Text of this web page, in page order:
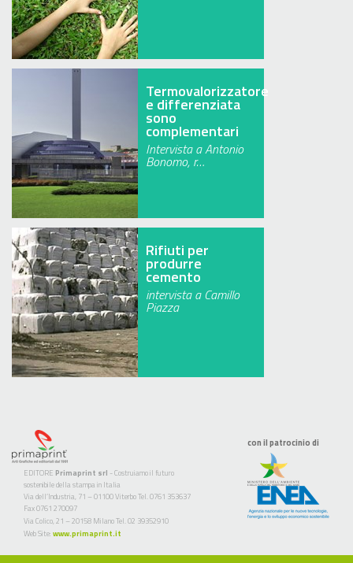
Termovalorizzatore
e differenziata
sono
complementari
Intervista a Antonio
Bonomo, r…
Rifiuti per
produrre
cemento
intervista a Camillo
Piazza
EDITORE Primaprint srl - Costruiamo il futuro
sostenibile della stampa in Italia
Via dell’Industria, 71 – 01100 Viterbo Tel. 0761 353637
Fax 0761 270097
Via Colico, 21 – 20158 Milano Tel. 02 39352910
Web Site: www.primaprint.it
con il patrocinio di